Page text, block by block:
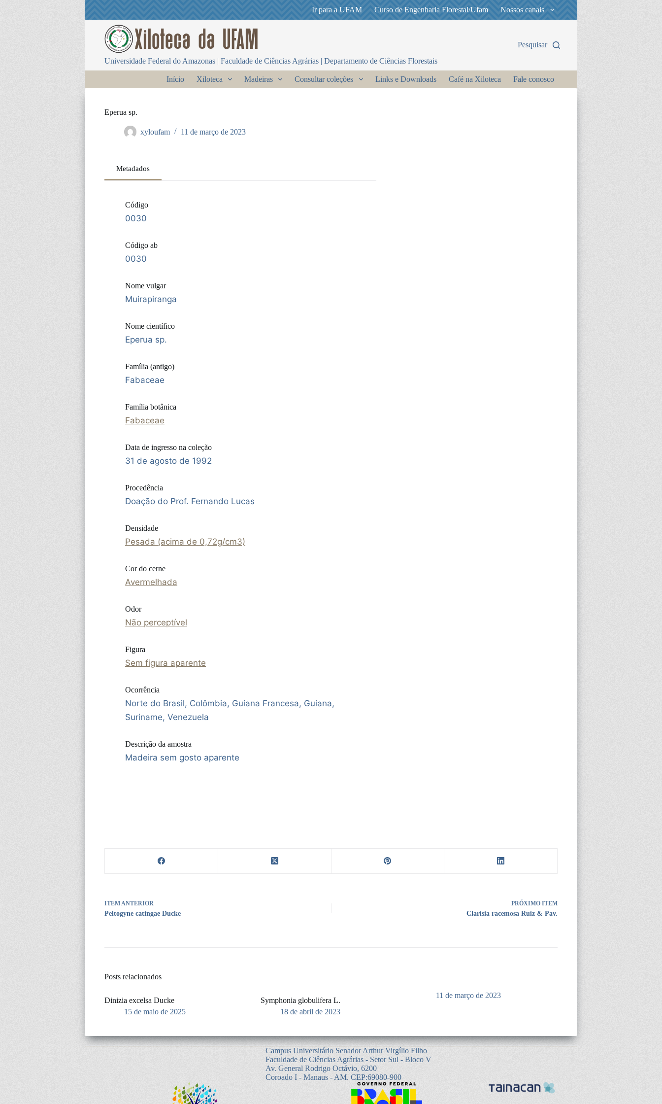
Ir para a UFAM Curso de Engenharia Florestal/Ufam Nossos canais
Universidade Federal do Amazonas | Faculdade de Ciências Agrárias | Departamento de Ciências Florestais
Pesquisar
Início Xiloteca Madeiras Consultar coleções Links e Downloads Café na Xiloteca Fale conosco
Eperua sp.
xyloufam 11 de março de 2023
Metadados
Código
0030
Código ab
0030
Nome vulgar
Muirapiranga
Nome científico
Eperua sp.
Família (antigo)
Fabaceae
Família botânica
Fabaceae
Data de ingresso na coleção
31 de agosto de 1992
Procedência
Doação do Prof. Fernando Lucas
Densidade
Pesada (acima de 0,72g/cm3)
Cor do cerne
Avermelhada
Odor
Não perceptível
Figura
Sem figura aparente
Ocorrência
Norte do Brasil, Colômbia, Guiana Francesa, Guiana,
Suriname, Venezuela
Descrição da amostra
Madeira sem gosto aparente
ITEM ANTERIOR
Peltogyne catingae Ducke
PRÓXIMO ITEM
Clarisia racemosa Ruiz & Pav.
Posts relacionados
Dinizia excelsa Ducke
15 de maio de 2025
Symphonia globulifera L.
18 de abril de 2023
11 de março de 2023
Campus Universitário Senador Arthur Virgílio Filho
Faculdade de Ciências Agrárias - Setor Sul - Bloco V
Av. General Rodrigo Octávio, 6200
Coroado I - Manaus - AM. CEP:69080-900